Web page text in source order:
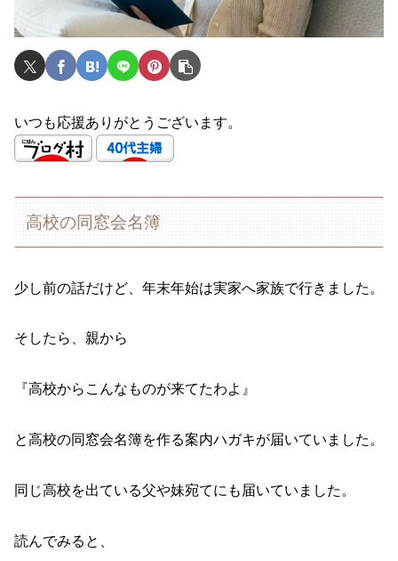
いつも応援ありがとうございます。
高校の同窓会名簿
少し前の話だけど、年末年始は実家へ家族で行きました。
そしたら、親から
『高校からこんなものが来てたわよ』
と高校の同窓会名簿を作る案内ハガキが届いていました。
同じ高校を出ている父や妹宛てにも届いていました。
読んでみると、